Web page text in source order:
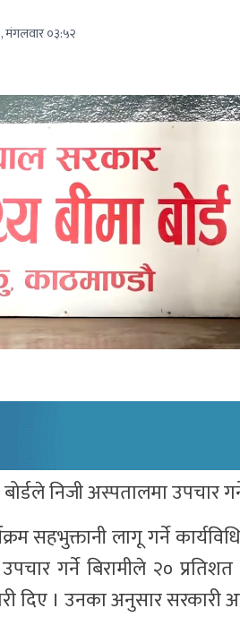
मंगलवार ०३:५२
बोर्डले निजी अस्पतालमा
सहभुक्तानी लागू गर्ने
गर्ने बिरामीले २० प्रतिशत
दिए । उनका अनुसार सरकारी